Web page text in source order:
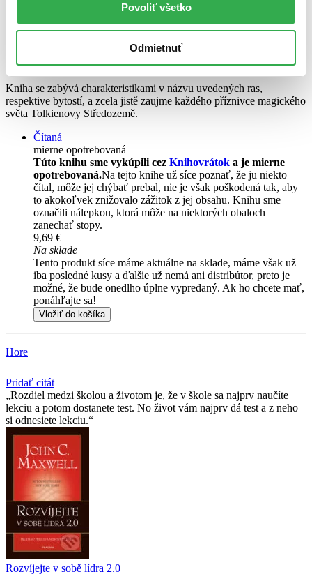
Povoliť všetko
Odmietnuť
Hobiti, elfové, čarodějové
Michael N. Stanton
Kniha se zabývá charakteristikami v názvu uvedených ras,
respektive bytostí, a zcela jistě zaujme každého příznivce magického
světa Tolkienovy Středozemě.
Čítaná
mierne opotrebovaná
Túto knihu sme vykúpili cez Knihovrátok a je mierne
opotrebovaná.Na tejto knihe už síce poznať, že ju niekto
čítal, môže jej chýbať prebal, nie je však poškodená tak, aby
to akokoľvek znižovalo zážitok z jej obsahu. Knihu sme
označili nálepkou, ktorá môže na niektorých obaloch
zanechať stopy.
9,69 €
Na sklade
Tento produkt síce máme aktuálne na sklade, máme však už
iba posledné kusy a ďalšie už nemá ani distribútor, preto je
možné, že bude onedlho úplne vypredaný. Ak ho chcete mať,
ponáhľajte sa!
Vložiť do košíka
Hore
Pridať citát
Rozdiel medzi školou a životom je, že v škole sa najprv naučíte
lekciu a potom dostanete test. No život vám najprv dá test a z neho
si odnesiete lekciu.
Rozvíjejte v sobě lídra 2.0